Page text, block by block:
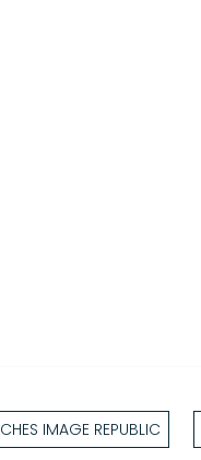
IMAGE REPUBLIC